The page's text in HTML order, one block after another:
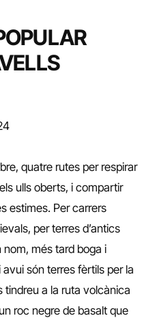
quatre rutes per respirar
ulls oberts, i compartir
estimes. Per carrers
per terres d’antics
nom, més tard boga i
són terres fèrtils per la
tindreu a la ruta volcànica
roc negre de basalt que